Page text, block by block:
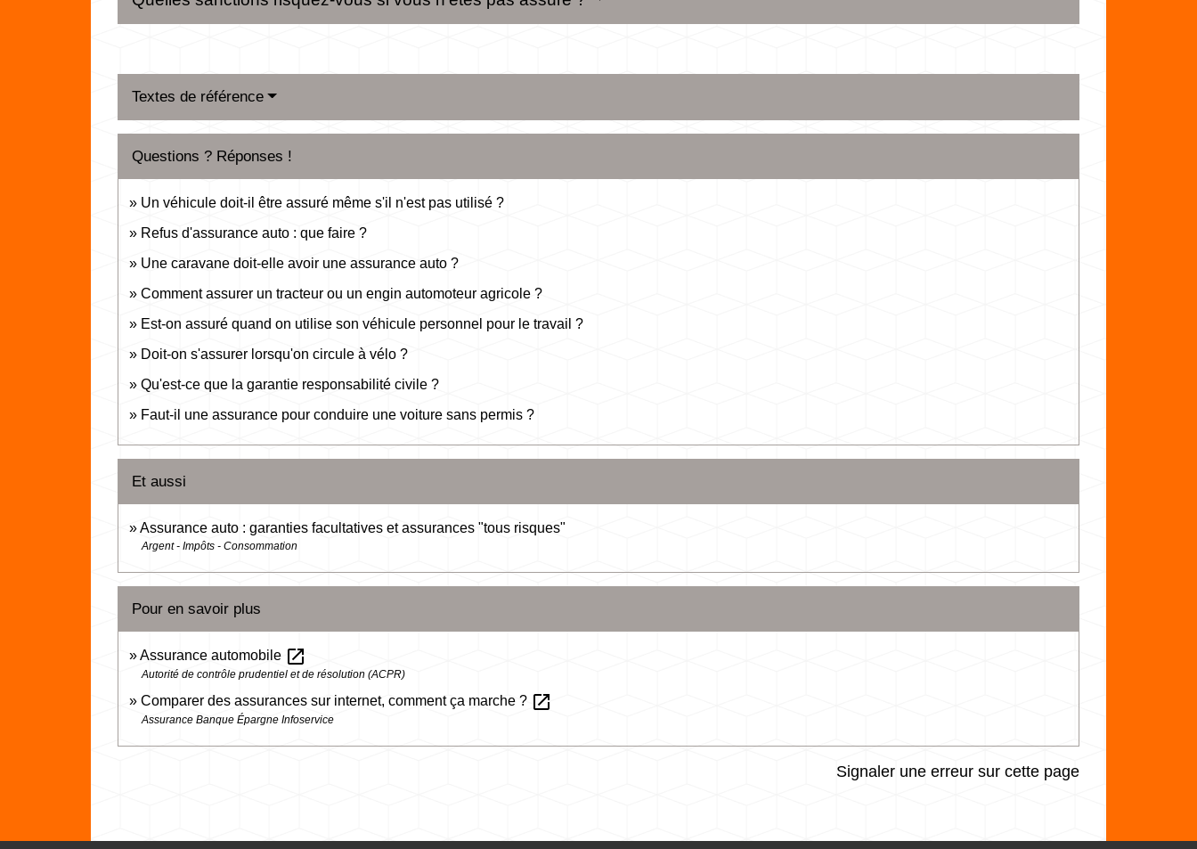
Textes de référence
Questions ? Réponses !
Un véhicule doit-il être assuré même s'il n'est pas utilisé ?
Refus d'assurance auto : que faire ?
Une caravane doit-elle avoir une assurance auto ?
Comment assurer un tracteur ou un engin automoteur agricole ?
Est-on assuré quand on utilise son véhicule personnel pour le travail ?
Doit-on s'assurer lorsqu'on circule à vélo ?
Qu'est-ce que la garantie responsabilité civile ?
Faut-il une assurance pour conduire une voiture sans permis ?
Et aussi
Assurance auto : garanties facultatives et assurances "tous risques"
Argent - Impôts - Consommation
Pour en savoir plus
Assurance automobile open_in_new
Autorité de contrôle prudentiel et de résolution (ACPR)
Comparer des assurances sur internet, comment ça marche ? open_in_new
Assurance Banque Épargne Infoservice
Signaler une erreur sur cette page